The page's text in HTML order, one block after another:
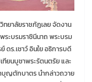
ทยาลัยราชภัฏเลย จัดงาน
ระบรมราชินีนาถ พระบรม
ดร.เชาว์ อินใย อธิการบดี
ทียนบูชาพระรัตนตรัย และ
บุญตักบาตร นำกล่าวถวาย